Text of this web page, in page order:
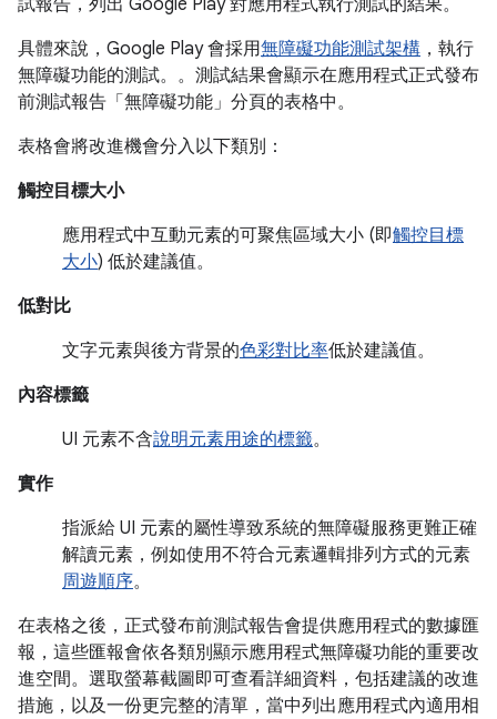
具體來說，Google Play 會採用無障礙功能測試架構 ，執行
無障礙功能的測試。。測試結果會顯示在應用程式正式發布
前測試報告「無障礙功能」 分頁的表格中。
表格會將改進機會分入以下類別：
觸控目標大小
應用程式中互動元素的可聚焦區域大小 (即觸控目標
大小) 低於建議值。
低對比
文字元素與後方背景的色彩對比率低於建議值。
內容標籤
UI 元素不含說明元素用途的標籤。
實作
指派給 UI 元素的屬性導致系統的無障礙服務更難正確
解讀元素，例如使用不符合元素邏輯排列方式的元素
周遊順序。
在表格之後，正式發布前測試報告會提供應用程式的數據匯
報，這些匯報會依各類別顯示應用程式無障礙功能的重要改
進空間。選取螢幕截圖即可查看詳細資料，包括建議的改進
措施，以及一份更完整的清單，當中列出應用程式內適用相